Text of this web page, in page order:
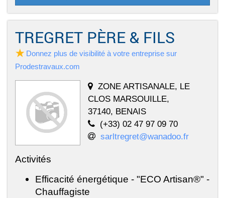
TREGRET PÈRE & FILS
Donnez plus de visibilité à votre entreprise sur
Prodestravaux.com
ZONE ARTISANALE, LE
CLOS MARSOUILLE,
37140, BENAIS
(+33) 02 47 97 09 70
sarltregret@wanadoo.fr
Activités
Efficacité énergétique - "ECO Artisan®" -
Chauffagiste